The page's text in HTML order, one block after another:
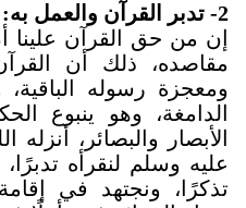
2- تدبر القرآن والعمل به:
إن من حق القرآن علينا
مقاصده، ذلك أن
ومعجزة رسوله الباقية،
الدامغة، وهو ينبوع
الأبصار والبصائر،
عليه وسلم لنقرأه
تذكرًا، ونجتهد في